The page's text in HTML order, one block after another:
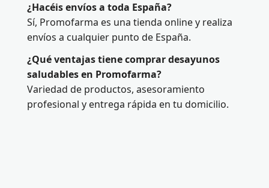
¿Hacéis envíos a toda España?
Sí, Promofarma es una tienda online y realiza
envíos a cualquier punto de España.
¿Qué ventajas tiene comprar desayunos
saludables en Promofarma?
Variedad de productos, asesoramiento
profesional y entrega rápida en tu domicilio.